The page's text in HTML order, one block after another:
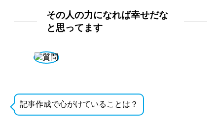
その人の力になれば幸せだな
と思ってます
記事作成で心がけていることは？